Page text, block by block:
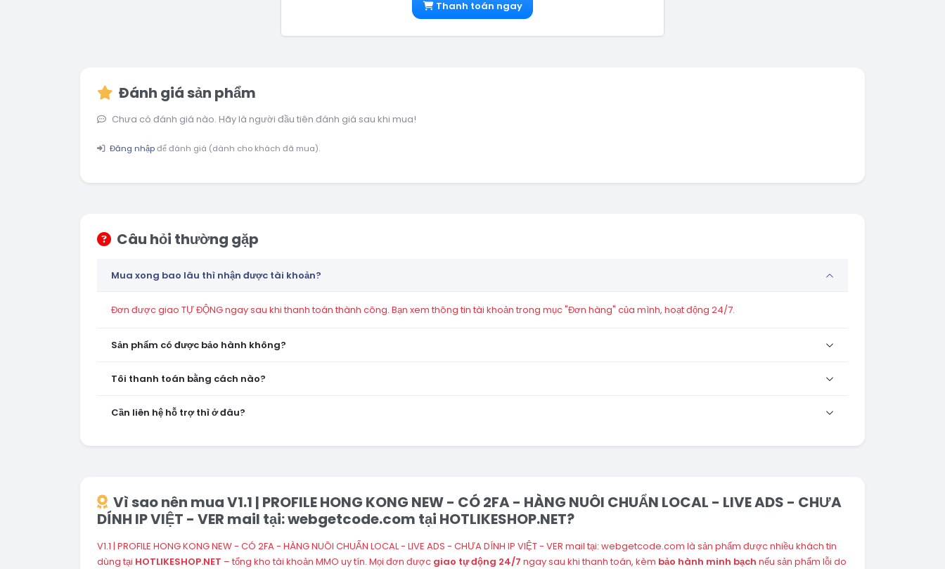
Thanh toán ngay
Đánh giá sản phẩm
Chưa có đánh giá nào. Hãy là người đầu tiên đánh giá sau khi mua!
Đăng nhậpđể đánh giá (dành cho khách đã mua).
Câu hỏi thường gặp
Mua xong bao lâu thì nhận được tài khoản?
Đơn được giao TỰ ĐỘNG ngay sau khi thanh toán thành công. Bạn xem thông tin tài khoản trong mục "Đơn hàng" của mình, hoạt động 24/7.
Sản phẩm có được bảo hành không?
Tôi thanh toán bằng cách nào?
Cần liên hệ hỗ trợ thì ở đâu?
Vì sao nên mua V1.1 | PROFILE HONG KONG NEW - CÓ 2FA - HÀNG NUÔI CHUẨN LOCAL - LIVE ADS - CHƯA
DÍNH IP VIỆT - VER mail tại: webgetcode.com tại HOTLIKESHOP.NET?
V1.1 | PROFILE HONG KONG NEW - CÓ 2FA - HÀNG NUÔI CHUẨN LOCAL - LIVE ADS - CHƯA DÍNH IP VIỆT - VER mail tại: webgetcode.com là sản phẩm được nhiều khách tin
dùng tại HOTLIKESHOP.NET – tổng kho tài khoản MMO uy tín. Mọi đơn được giao tự động 24/7 ngay sau khi thanh toán, kèm bảo hành minh bạch nếu sản phẩm lỗi do